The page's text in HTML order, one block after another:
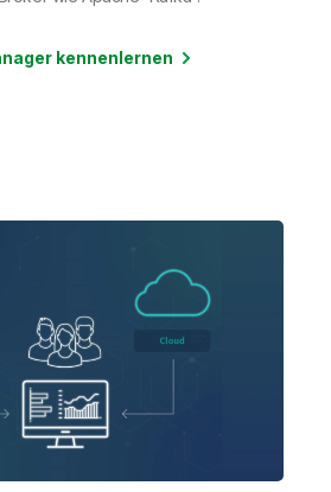
kennenlernen